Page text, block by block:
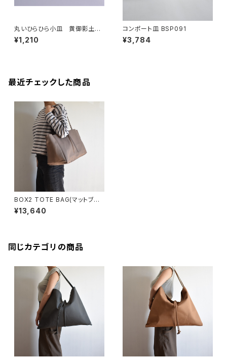
丸いひらひら小皿 黄御影土×
チタンマット釉
¥1,210
コンポート皿 BSP091
¥3,784
最近チェックした商品
BOX2 TOTE BAG(マットブラ
ウン)
¥13,640
同じカテゴリの商品